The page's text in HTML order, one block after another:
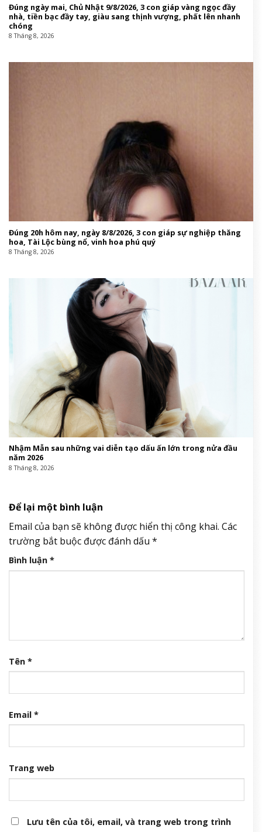
Đúng ngày mai, Chủ Nhật 9/8/2026, 3 con giáp vàng ngọc đầy
nhà, tiền bạc đầy tay, giàu sang thịnh vượng, phất lên nhanh
chóng
8 Tháng 8, 2026
Đúng 20h hôm nay, ngày 8/8/2026, 3 con giáp sự nghiệp thăng
hoa, Tài Lộc bùng nổ, vinh hoa phú quý
8 Tháng 8, 2026
Nhậm Mẫn sau những vai diễn tạo dấu ấn lớn trong nửa đầu
năm 2026
8 Tháng 8, 2026
Để lại một bình luận
Email của bạn sẽ không được hiển thị công khai. Các
trường bắt buộc được đánh dấu *
Bình luận *
Tên *
Email *
Trang web
Lưu tên của tôi, email, và trang web trong trình